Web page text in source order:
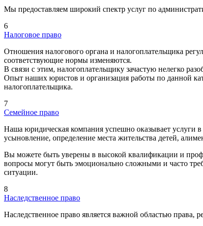
Мы предоставляем широкий спектр услуг по
6
Налоговое право
Отношения налогового органа и налогоплательщика
соответствующие нормы изменяются.
В связи с этим, налогоплательщику зачастую нелегко
Опыт наших юристов и организация работы по данной
налогоплательщика.
7
Семейное право
Наша юридическая компания успешно оказывает услуги
усыновление, определение места жительства детей,
Вы можете быть уверены в высокой квалификации и
вопросы могут быть эмоционально сложными и часто
ситуации.
8
Наследственное право
Наследственное право является важной областью права,